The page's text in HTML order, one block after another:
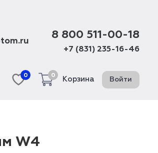
8 800 511-00-18
+7 (831) 235-16-46
0 0
Корзина Войти
W4